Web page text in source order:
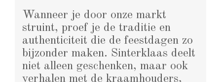
Wanneer je door onze markt
struint, proef je de traditie en
authenticiteit die de feestdagen zo
bijzonder maken. Sinterklaas deelt
niet alleen geschenken, maar ook
verhalen met de kraamhouders,